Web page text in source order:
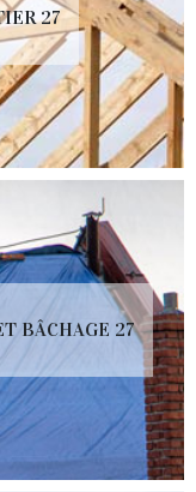
27
BÂCHAGE 27